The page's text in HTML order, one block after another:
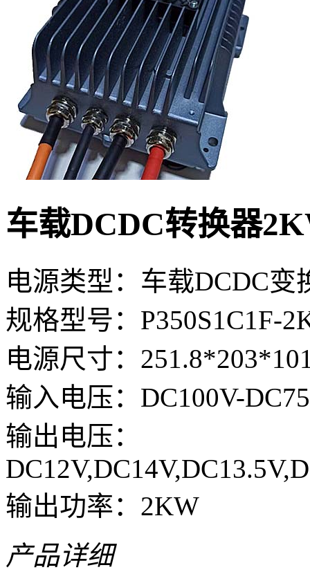
车载DCDC转换器
电源类型：车载DCDC变
规格型号：P350S1C1F-
电源尺寸：
输入电压：DC100V-
输出电压：
输出功率：2KW
产品详细